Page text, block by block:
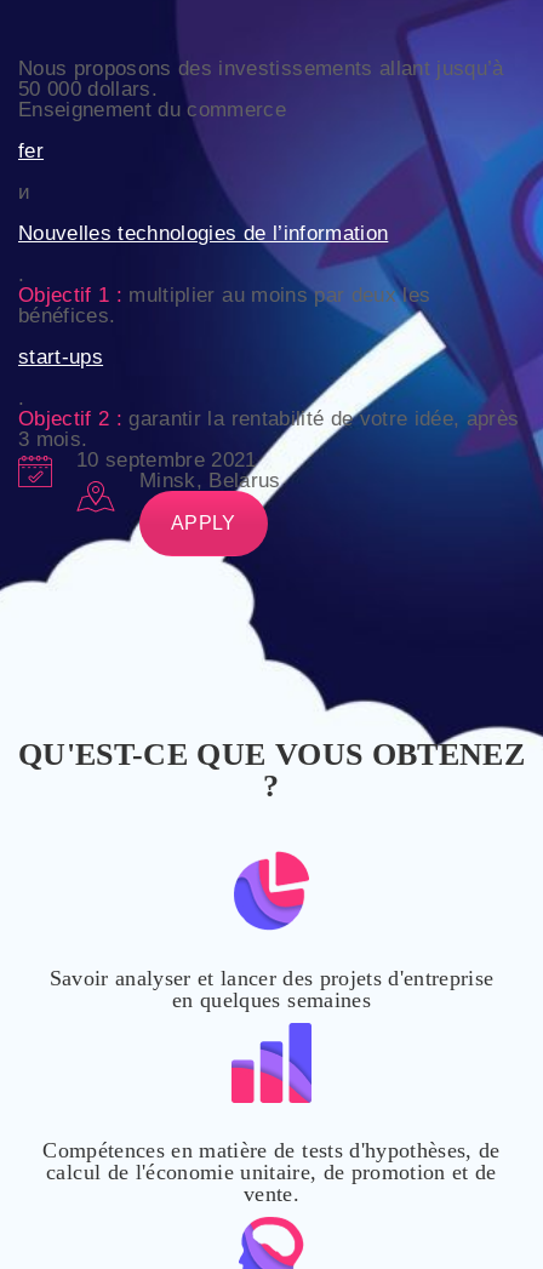
Nous proposons des investissements allant jusqu’à
50 000 dollars.
Enseignement du commerce
fer
и
Nouvelles technologies de l’information
.
Objectif 1 : multiplier au moins par deux les
bénéfices.
start-ups
.
Objectif 2 : garantir la rentabilité de votre idée, après
3 mois.
10 septembre 2021
Minsk, Belarus
APPLY
QU'EST-CE QUE VOUS OBTENEZ
?
Savoir analyser et lancer des projets d'entreprise
en quelques semaines
Compétences en matière de tests d'hypothèses, de
calcul de l'économie unitaire, de promotion et de
vente.